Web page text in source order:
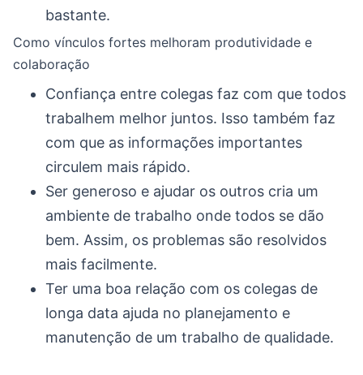
bastante.
Como vínculos fortes melhoram produtividade e
colaboração
Confiança entre colegas faz com que todos
trabalhem melhor juntos. Isso também faz
com que as informações importantes
circulem mais rápido.
Ser generoso e ajudar os outros cria um
ambiente de trabalho onde todos se dão
bem. Assim, os problemas são resolvidos
mais facilmente.
Ter uma boa relação com os colegas de
longa data ajuda no planejamento e
manutenção de um trabalho de qualidade.